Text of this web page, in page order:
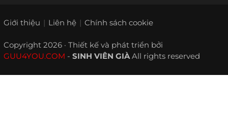
Giới thiệu Liên hệ Chính sách cookie
Copyright 2026 · Thiết kế và phát triển bởi
GUU4YOU.COM - SINH VIÊN GIÀ All rights reserved